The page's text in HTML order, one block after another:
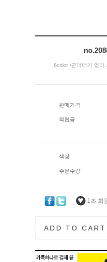
6color /군더더기 없이
판매가격
적립금
색상
주문수량
1초 회
ADD TO CART